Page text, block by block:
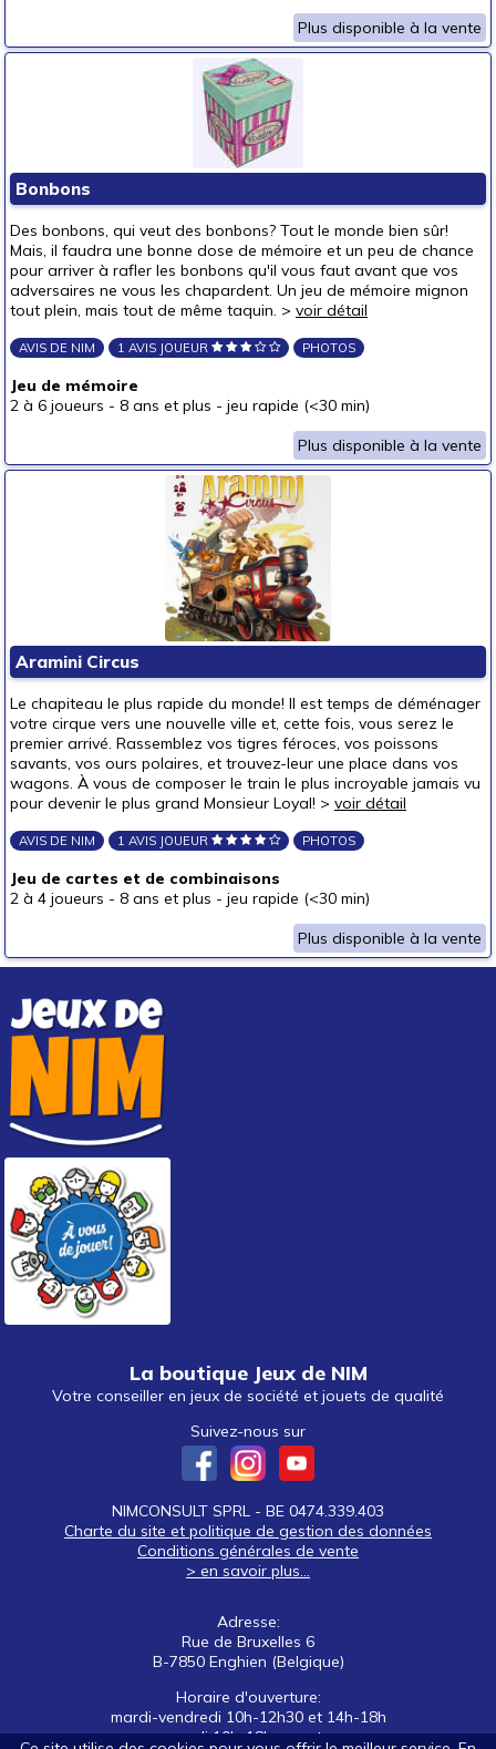
Plus disponible à la vente
Bonbons
Des bonbons, qui veut des bonbons? Tout le monde bien sûr!
Mais, il faudra une bonne dose de mémoire et un peu de chance
pour arriver à rafler les bonbons qu'il vous faut avant que vos
adversaires ne vous les chapardent. Un jeu de mémoire mignon
tout plein, mais tout de même taquin. > voir détail
AVIS DE NIM 1 AVIS JOUEUR PHOTOS
Jeu de mémoire
2 à 6 joueurs - 8 ans et plus - jeu rapide (<30 min)
Plus disponible à la vente
Aramini Circus
Le chapiteau le plus rapide du monde! Il est temps de déménager
votre cirque vers une nouvelle ville et, cette fois, vous serez le
premier arrivé. Rassemblez vos tigres féroces, vos poissons
savants, vos ours polaires, et trouvez-leur une place dans vos
wagons. À vous de composer le train le plus incroyable jamais vu
pour devenir le plus grand Monsieur Loyal! > voir détail
AVIS DE NIM 1 AVIS JOUEUR PHOTOS
Jeu de cartes et de combinaisons
2 à 4 joueurs - 8 ans et plus - jeu rapide (<30 min)
Plus disponible à la vente
La boutique Jeux de NIM
Votre conseiller en jeux de société et jouets de qualité
Suivez-nous sur
NIMCONSULT SPRL - BE 0474.339.403
Charte du site et politique de gestion des données
Conditions générales de vente
> en savoir plus...
Adresse:
Rue de Bruxelles 6
B-7850 Enghien (Belgique)
Horaire d'ouverture:
mardi-vendredi 10h-12h30 et 14h-18h
samedi 10h-18h non stop